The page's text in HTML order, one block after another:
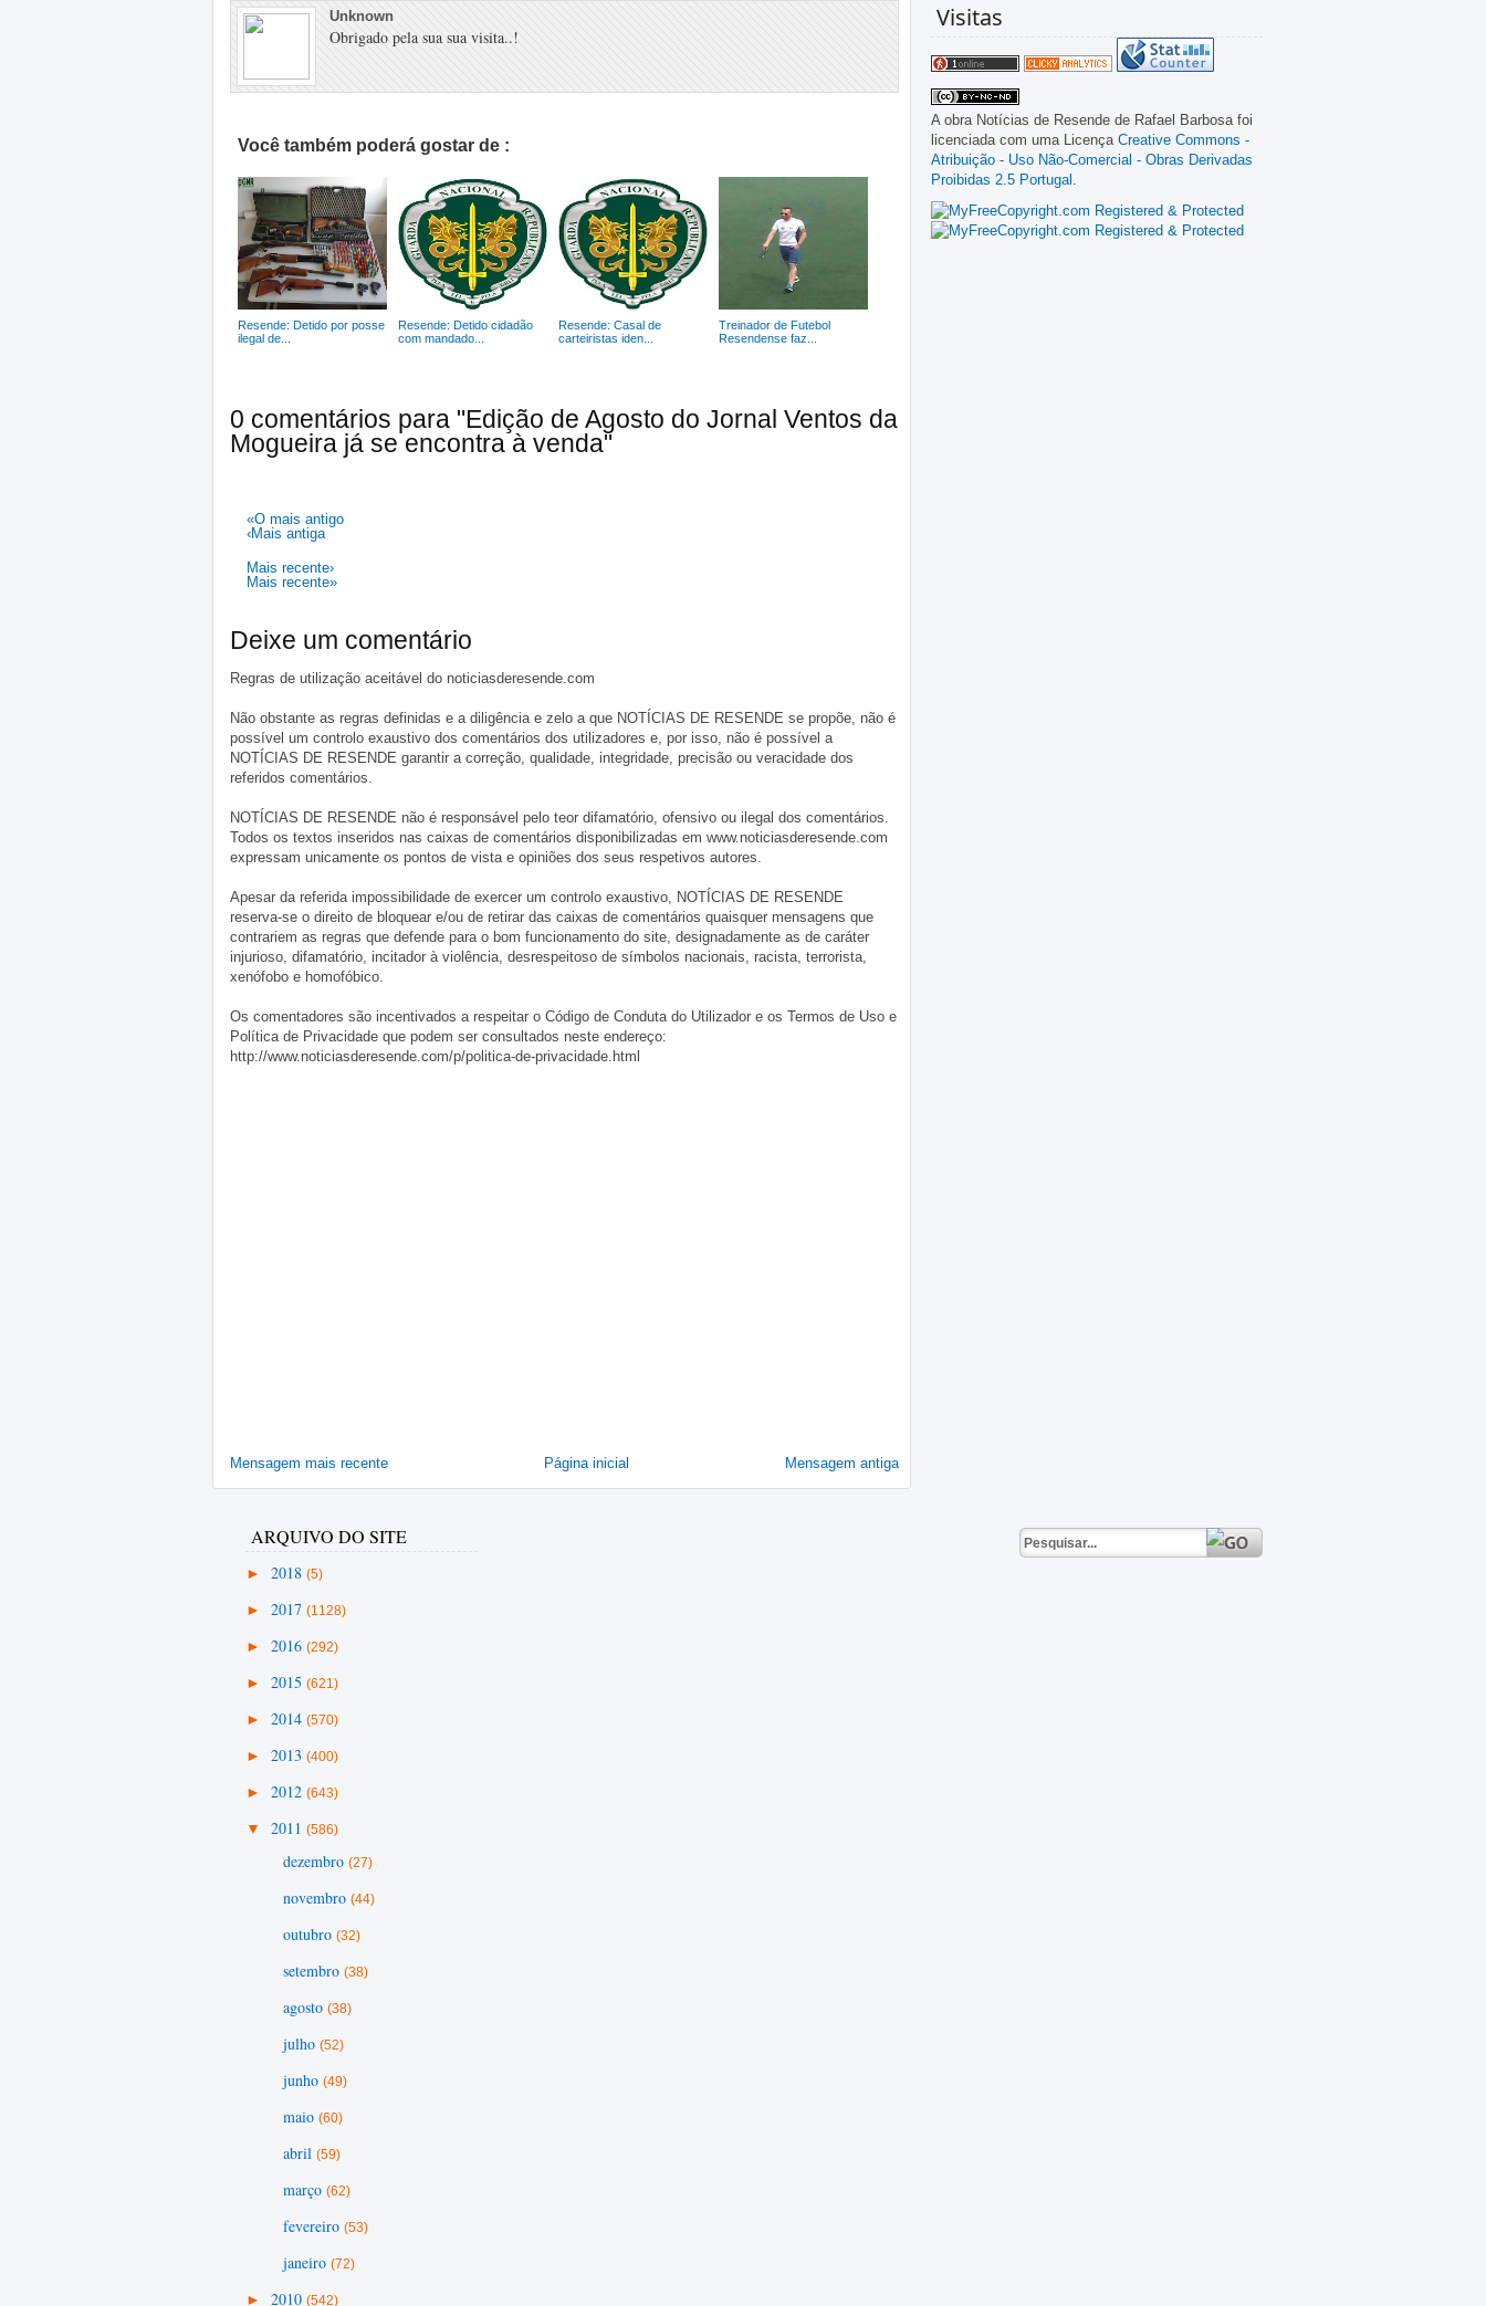
Unknown
Obrigado pela sua sua visita..!
Você também poderá gostar de :
Resende: Detido por posse
ilegal de...
Resende: Detido cidadão
com mandado...
Resende: Casal de
carteiristas iden...
Treinador de Futebol
Resendense faz...
0 comentários para "Edição de Agosto do Jornal Ventos da
Mogueira já se encontra à venda"
«O mais antigo
‹Mais antiga
Mais recente›
Mais recente»
Deixe um comentário
Regras de utilização aceitável do noticiasderesende.com
Não obstante as regras definidas e a diligência e zelo a que NOTÍCIAS DE RESENDE se propõe, não é
possível um controlo exaustivo dos comentários dos utilizadores e, por isso, não é possível a
NOTÍCIAS DE RESENDE garantir a correção, qualidade, integridade, precisão ou veracidade dos
referidos comentários.
NOTÍCIAS DE RESENDE não é responsável pelo teor difamatório, ofensivo ou ilegal dos comentários.
Todos os textos inseridos nas caixas de comentários disponibilizadas em www.noticiasderesende.com
expressam unicamente os pontos de vista e opiniões dos seus respetivos autores.
Apesar da referida impossibilidade de exercer um controlo exaustivo, NOTÍCIAS DE RESENDE
reserva-se o direito de bloquear e/ou de retirar das caixas de comentários quaisquer mensagens que
contrariem as regras que defende para o bom funcionamento do site, designadamente as de caráter
injurioso, difamatório, incitador à violência, desrespeitoso de símbolos nacionais, racista, terrorista,
xenófobo e homofóbico.
Os comentadores são incentivados a respeitar o Código de Conduta do Utilizador e os Termos de Uso e
Política de Privacidade que podem ser consultados neste endereço:
http://www.noticiasderesende.com/p/politica-de-privacidade.html
Mensagem mais recente Mensagem antiga
Página inicial
Visitas
A obra Notícias de Resende de Rafael Barbosa foi
licenciada com uma Licença Creative Commons -
Atribuição - Uso Não-Comercial - Obras Derivadas
Proibidas 2.5 Portugal
ARQUIVO DO SITE
► 2018 (5)
► 2017 (1128)
► 2016 (292)
► 2015 (621)
► 2014 (570)
► 2013 (400)
► 2012 (643)
▼ 2011 (586)
dezembro (27)
novembro (44)
outubro (32)
setembro (38)
agosto (38)
julho (52)
junho (49)
maio (60)
abril (59)
março (62)
fevereiro (53)
janeiro (72)
► 2010 (542)